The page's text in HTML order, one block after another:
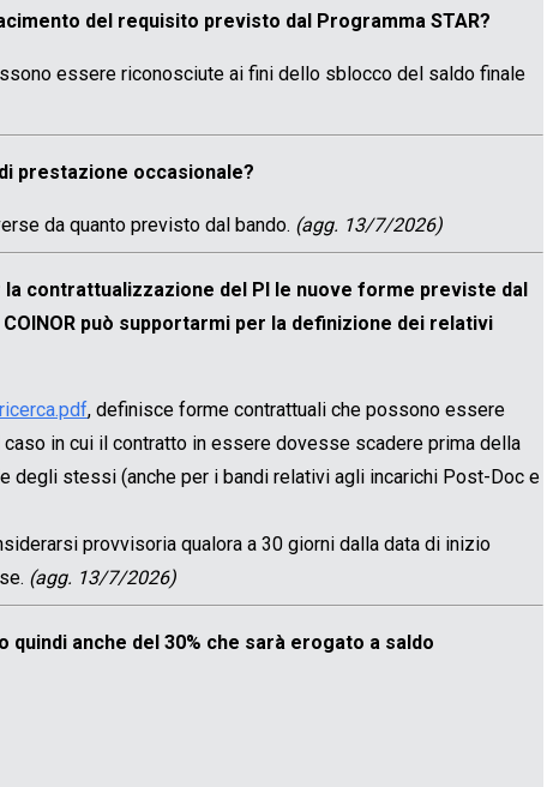
del requisito previsto dal Programma STAR?
essere riconosciute ai fini dello sblocco del saldo finale
prestazione occasionale?
da quanto previsto dal bando. (agg. 13/7/2026)
contrattualizzazione del PI le nuove forme previste dal
può supportarmi per la definizione dei relativi
, definisce forme contrattuali che possono essere
in cui il contratto in essere dovesse scadere prima della
degli stessi (anche per i bandi relativi agli incarichi Post-Doc e
provvisoria qualora a 30 giorni dalla data di inizio
(agg. 13/7/2026)
anche del 30% che sarà erogato a saldo